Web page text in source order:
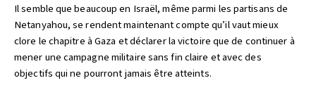
Il semble que beaucoup en Israël, même parmi les partisans de
Netanyahou, se rendent maintenant compte qu’il vaut mieux
clore le chapitre à Gaza et déclarer la victoire que de continuer à
mener une campagne militaire sans fin claire et avec des
objectifs qui ne pourront jamais être atteints.